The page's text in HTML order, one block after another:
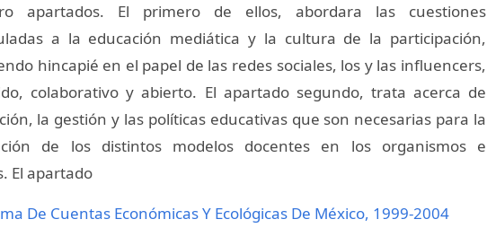
apartados. El primero de ellos, abordara las cuestiones
a la educación mediática y la cultura de la participación,
hincapié en el papel de las redes sociales, los y las influencers,
colaborativo y abierto. El apartado segundo, trata acerca de
la gestión y las políticas educativas que son necesarias para la
de los distintos modelos docentes en los organismos e
El apartado
De Cuentas Económicas Y Ecológicas De México, 1999-2004